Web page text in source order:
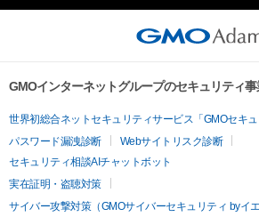
When drawing a picture, rather than
I start from a state of nothing in my head
manner.
I'm not drawing a specific object, so I
drawing.
As I continue to draw, groping in the dark,
form.
GMOインターネットグループのセキュリティ
世界初総合ネットセキュリティサービス「GMOセキュ
パスワード漏洩診断
Webサイトリスク診断
セキュリティ相談AIチャットボット
実在証明・盗聴対策
サイバー攻撃対策（GMOサイバーセキュリティ byイエ